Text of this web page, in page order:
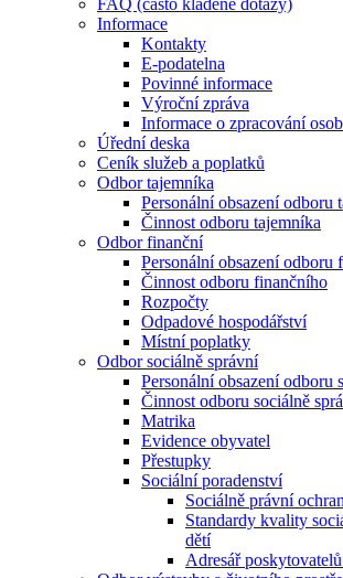
FAQ (často kladené dotazy)
Informace
Kontakty
E-podatelna
Povinné informace
Výroční zpráva
Informace o zpracování
Úřední deska
Ceník služeb a poplatků
Odbor tajemníka
Personální obsazení odboru
Činnost odboru tajemníka
Odbor finanční
Personální obsazení odboru
Činnost odboru finančního
Rozpočty
Odpadové hospodářství
Místní poplatky
Odbor sociálně správní
Personální obsazení odboru
Činnost odboru sociálně
Matrika
Evidence obyvatel
Přestupky
Sociální poradenství
Sociálně právní
Standardy kvality
dětí
Adresář